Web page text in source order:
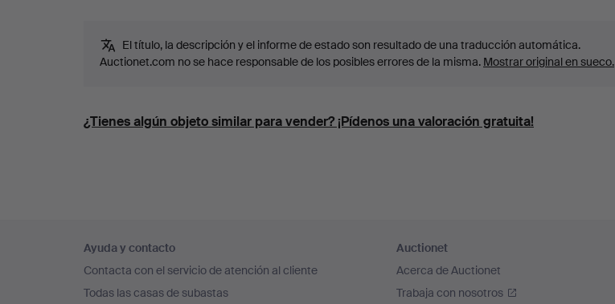
El título, la descripción y el informe de estado son resultado de una traducción automática.
Auctionet.com no se hace responsable de los posibles errores de la misma. Mostrar original en sueco.
¿Tienes algún objeto similar para vender? ¡Pídenos una valoración gratuita!
en
el
Ayuda y contacto
Contacta con el servicio de atención al cliente
Todas las casas de subastas
Auctionet
Acerca de Auctionet
Trabaja con nosotros